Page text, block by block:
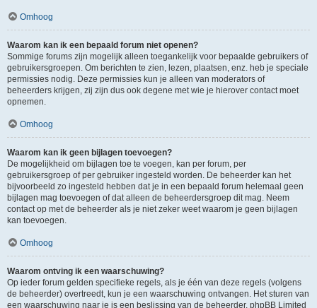
Omhoog
Waarom kan ik een bepaald forum niet openen?
Sommige forums zijn mogelijk alleen toegankelijk voor bepaalde gebruikers of
gebruikersgroepen. Om berichten te zien, lezen, plaatsen, enz. heb je speciale
permissies nodig. Deze permissies kun je alleen van moderators of
beheerders krijgen, zij zijn dus ook degene met wie je hierover contact moet
opnemen.
Omhoog
Waarom kan ik geen bijlagen toevoegen?
De mogelijkheid om bijlagen toe te voegen, kan per forum, per
gebruikersgroep of per gebruiker ingesteld worden. De beheerder kan het
bijvoorbeeld zo ingesteld hebben dat je in een bepaald forum helemaal geen
bijlagen mag toevoegen of dat alleen de beheerdersgroep dit mag. Neem
contact op met de beheerder als je niet zeker weet waarom je geen bijlagen
kan toevoegen.
Omhoog
Waarom ontving ik een waarschuwing?
Op ieder forum gelden specifieke regels, als je één van deze regels (volgens
de beheerder) overtreedt, kun je een waarschuwing ontvangen. Het sturen van
een waarschuwing naar je is een beslissing van de beheerder, phpBB Limited